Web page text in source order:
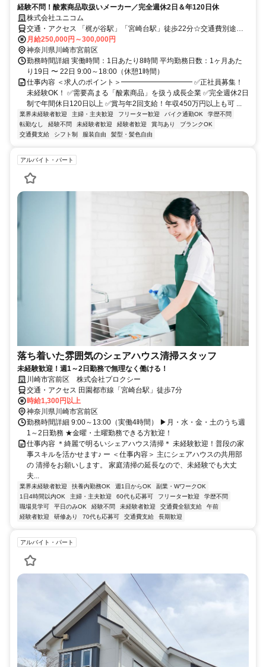
経験不問！酸素商品取扱いメーカー／完全週休2日＆年120日休
株式会社ユニコム
交通・アクセス 「梶が谷駅」「宮崎台駅」徒歩22分☆交通費別途支
給
月給250,000円～300,000円
神奈川県川崎市宮前区
勤務時間詳細 実働時間：1日あたり8時間 平均勤務日数：1ヶ月あた
り19日 〜 22日 9:00～18:00（休憩1時間）
仕事内容 ＜求人のポイント＞━━━━━━━━━━ ✅正社員募集！
未経験OK！ ✅需要高まる「酸素商品」を扱う成長企業 ✅完全週休2日
制で年間休日120日以上 ✅賞与年2回支給！年収450万円以上も可 ...
業界未経験者歓迎 主婦・主夫歓迎 フリーター歓迎 バイク通勤OK
学歴不問
転勤なし
経験不問 未経験者歓迎 経験者歓迎 賞与あり
ブランクOK
交通費支給
シフト制 服装自由 髪型・髪色自由
アルバイト・パート
落ち着いた雰囲気のシェアハウス清掃スタッフ
未経験歓迎！週1～2日勤務で無理なく働ける！
川崎市宮前区 株式会社プロクシー
交通・アクセス 田園都市線「宮崎台駅」徒歩7分
時給1,300円以上
神奈川県川崎市宮前区
勤務時間詳細 9:00～13:00（実働4時間） ▶月・水・金・土のうち週
1～2日勤務 ★金曜・土曜勤務できる方歓迎！
仕事内容 ＊綺麗で明るいシェアハウス清掃＊ 未経験歓迎！普段の家
事スキルを活かせます♪ ー ＜仕事内容＞ 主にシェアハウスの共用部
の 清掃をお願いします。 家庭清掃の延長なので、未経験でも大丈
夫...
業界未経験者歓迎 扶養内勤務OK 週1日からOK
副業・WワークOK
1日4時間以内OK
主婦・主夫歓迎 60代も応募可 フリーター歓迎
学歴不問
職場見学可
平日のみOK 経験不問 未経験者歓迎 交通費全額支給
午前
経験者歓迎
研修あり 70代も応募可 交通費支給 長期歓迎
アルバイト・パート